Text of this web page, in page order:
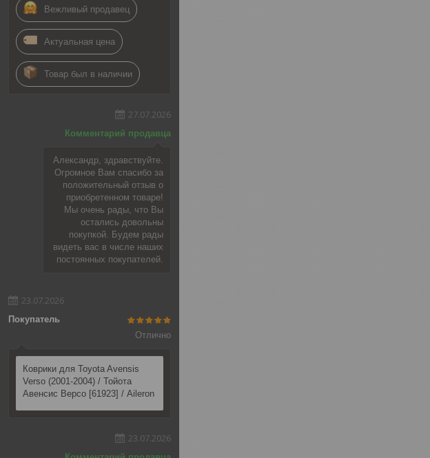
Вежливый продавец
Актуальная цена
Товар был в наличии
27.07.2026
Комментарий продавца
Александр, здравствуйте.
Огромное Вам спасибо за
положительный отзыв о
приобретенном товаре!
Мы очень рады, что Вы
остались довольны
покупкой. Будем рады
видеть вас в числе наших
постоянных покупателей.
23.07.2026
Покупатель
Отлично
Коврики для Toyota Avensis
Verso (2001-2004) / Тойота
Авенсис Версо [61923] / Aileron
23.07.2026